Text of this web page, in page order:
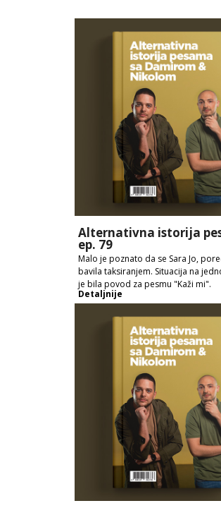
Alternativna istorija
ep. 79
Malo je poznato da se Sara Jo,
bavila taksiranjem. Situacija na
je bila povod za pesmu "Kaži mi".
Detaljnije